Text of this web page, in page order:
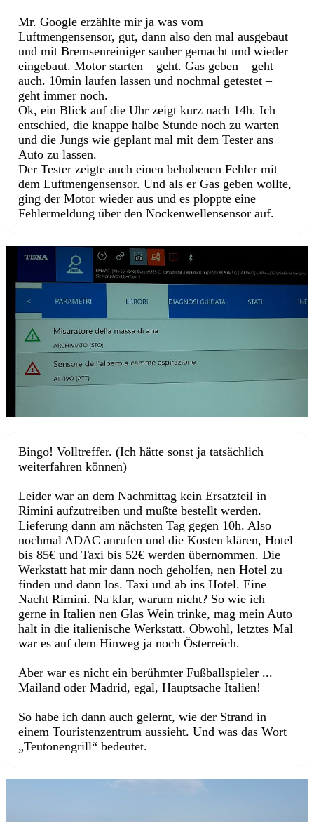
Mr. Google erzählte mir ja was vom
Luftmengensensor, gut, dann also den mal ausgebaut
und mit Bremsenreiniger sauber gemacht und wieder
eingebaut. Motor starten – geht. Gas geben – geht
auch. 10min laufen lassen und nochmal getestet –
geht immer noch.
Ok, ein Blick auf die Uhr zeigt kurz nach 14h. Ich
entschied, die knappe halbe Stunde noch zu warten
und die Jungs wie geplant mal mit dem Tester ans
Auto zu lassen.
Der Tester zeigte auch einen behobenen Fehler mit
dem Luftmengensensor. Und als er Gas geben wollte,
ging der Motor wieder aus und es ploppte eine
Fehlermeldung über den Nockenwellensensor auf.
Bingo! Volltreffer. (Ich hätte sonst ja tatsächlich
weiterfahren können)
Leider war an dem Nachmittag kein Ersatzteil in
Rimini aufzutreiben und mußte bestellt werden.
Lieferung dann am nächsten Tag gegen 10h. Also
nochmal ADAC anrufen und die Kosten klären, Hotel
bis 85€ und Taxi bis 52€ werden übernommen. Die
Werkstatt hat mir dann noch geholfen, nen Hotel zu
finden und dann los. Taxi und ab ins Hotel. Eine
Nacht Rimini. Na klar, warum nicht? So wie ich
gerne in Italien nen Glas Wein trinke, mag mein Auto
halt in die italienische Werkstatt. Obwohl, letztes Mal
war es auf dem Hinweg ja noch Österreich.
Aber war es nicht ein berühmter Fußballspieler ...
Mailand oder Madrid, egal, Hauptsache Italien!
So habe ich dann auch gelernt, wie der Strand in
einem Touristenzentrum aussieht. Und was das Wort
„Teutonengrill“ bedeutet.